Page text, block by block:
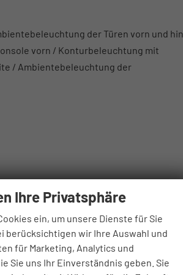
der Türen vorn und
vorn / Konturbeleuchtung mit
/ Ambientebeleuchtung der
geschaltet) / Make-up-Spiegel auf
vorn und hinten / Türinnenbetätigung
rechts und links /
Ihre Privatsphäre
ein, um unsere Dienste für Sie
berücksichtigen wir Ihre Auswahl und
für Marketing, Analytics und
Sie uns Ihr Einverständnis geben. Sie